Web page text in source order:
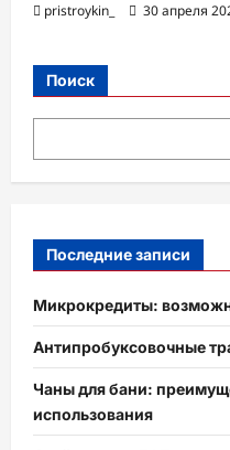
pristroykin_ 30 апреля
Поиск
Последние записи
Микрокредиты:
Антипробуксовочные
Чаны для бани:
использования